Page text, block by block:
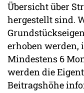
Übersicht über
hergestellt sind.
erhoben werden,
Mindestens 6
werden die
Beitragshöhe